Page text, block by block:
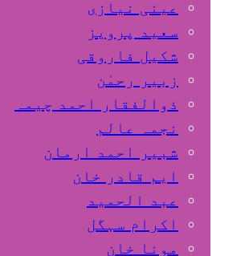
عینی نیازی
سعید پرویز
شکیل فاروقی
زبیر رحمٰن
ذوالفقار احمد چیمہ
نجمہ عالم
شبیر احمد ارمان
ایم قادر خان
عبد الحمید
اکرام سہگل
مونا خان